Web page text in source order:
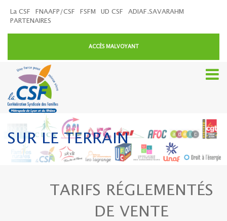
La CSF FNAAFP/CSF FSFM UD CSF
ADIAF.SAVARAHM
PARTENAIRES
ACCÈS MALVOYANT
SUR LE TERRAIN
TARIFS RÉGLEMENTÉS
DE VENTE